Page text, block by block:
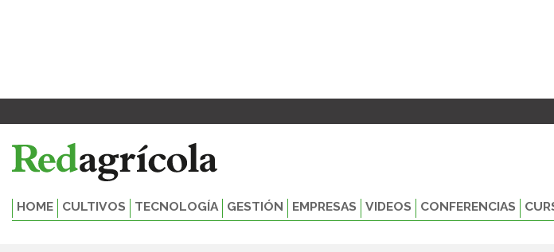
HOME CULTIVOS TECNOLOGÍA GESTIÓN EMPRESAS VIDEOS CONFERENCIAS